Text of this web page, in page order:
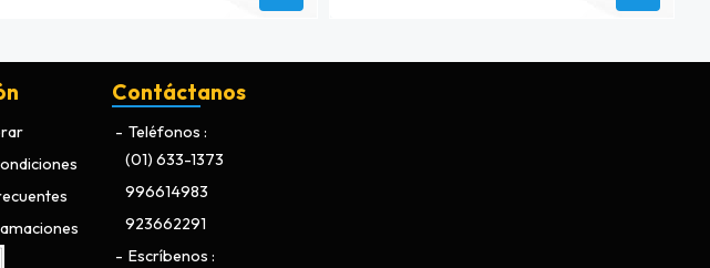
Contáctanos
Teléfonos
(01) 633-1373
996614983
923662291
Escríbenos